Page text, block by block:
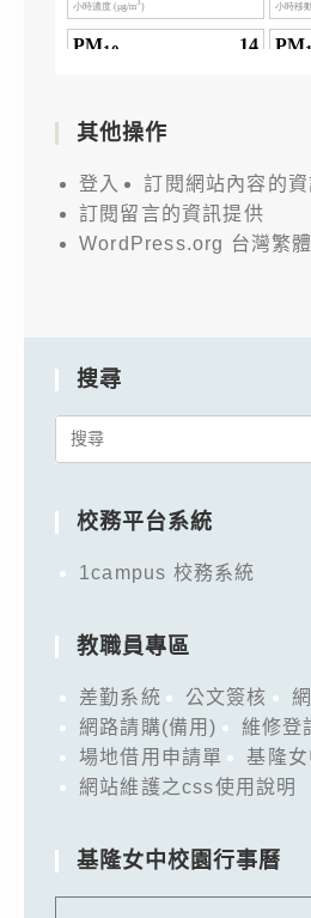
其他操作
登入
訂閱網站內容的
訂閱留言的資訊提供
WordPress.org 台灣繁
搜尋
Search
校務平台系統
1campus 校務系統
教職員專區
差勤系統 公文簽核
網路請購(備用)
維修登
場地借用申請單
基隆
網站維護之css使用說明
基隆女中校園行事曆